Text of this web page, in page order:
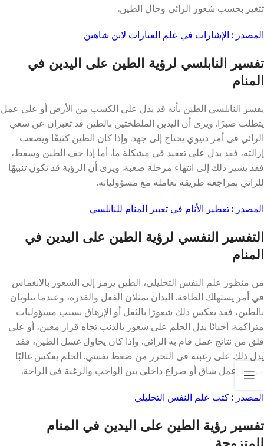
تتغير بحسب شعور الرائي وحال الطين.
المصدر : الإشارات في علم العبارات لابن شاهين
تفسير النابلسي لرؤية الطين على اليدين في
المنام
يفسر النابلسي الطين بأنه قد يدل على الكسب من الأرض أو على عمل
يتطلب صبرًا. ويرى أن اليدين الملطختين بالطين قد تعبران عن سعي
الرائي في أمر دنيوي يحتاج إلى جهد. وإذا كان الطين كثيفًا ويصعب
إزالته، فقد يدل على تعقيد في مشكلة ما. أما إذا جف الطين وسقط،
فقد يشير ذلك إلى انتهاء مرحلة صعبة. ويرى أن الرؤية قد تكون تنبيهًا
للرائي بمراجعة طريقة تعامله مع مسؤولياته.
المصدر : تعطير الأنام في تعبير المنام للنابلسي
التفسير النفسي لرؤية الطين على اليدين في
المنام
من منظور علم النفس التحليلي، الطين يرمز إلى الشعور بالانغماس
في أمر يستهلك الطاقة. اليدان تمثلان الفعل والقدرة، وعندما تتلوثان
بالطين، فقد يعكس ذلك شعورًا بالثقل أو الإرهاق بسبب مسؤوليات
متراكمة. أحيانًا يدل الحلم على شعور بالذنب تجاه قرار معين، أو على
قلق من نتائج عمل قام به الرائي. وإذا كان يحاول غسل الطين، فقد
يدل ذلك على رغبته في التحرر من ضغط نفسي. الحلم يعكس غالبًا
مرحلة عمل شاق أو صراع داخلي بين الواجب والرغبة في الراحة.
المصدر : كتب علم النفس التحليلي
تفسير رؤية الطين على اليدين في المنام